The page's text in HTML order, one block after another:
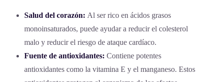
Salud del corazón: Al ser rico en ácidos grasos
monoinsaturados, puede ayudar a reducir el colesterol
malo y reducir el riesgo de ataque cardíaco.
Fuente de antioxidantes: Contiene potentes
antioxidantes como la vitamina E y el manganeso. Estos